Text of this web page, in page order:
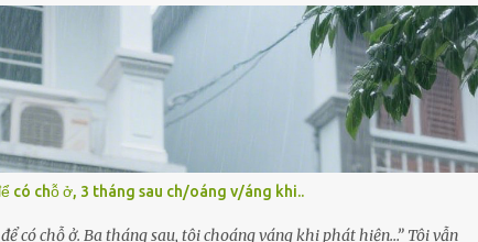
sau sinh, hoàn toàn không hay biết chuyện gì xảy ra. Thiếu úy
tình cờ chứng kiến giây phút bé bị đưa đi trong lặng lẽ. Nét mặt đỏ
có chỗ ở, 3 tháng sau ch/oáng v/áng khi..
có chỗ ở. Ba tháng sau, tôi choáng váng khi phát hiện…” Tôi vẫn